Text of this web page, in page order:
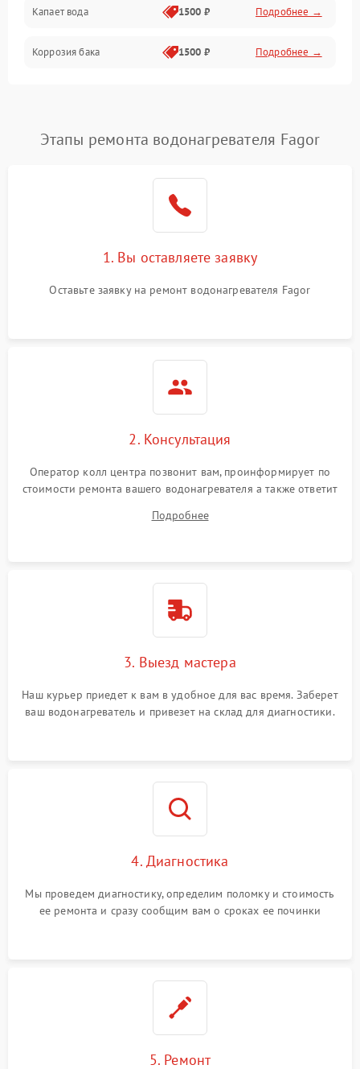
Капает вода 1500 ₽ Подробнее →
Коррозия бака 1500 ₽ Подробнее →
Этапы ремонта водонагревателя Fagor
1. Вы оставляете заявку
Оставьте заявку на ремонт водонагревателя Fagor
2. Консультация
Оператор колл центра позвонит вам, проинформирует по
стоимости ремонта вашего водонагревателя а также ответит
Подробнее
3. Выезд мастера
Наш курьер приедет к вам в удобное для вас время. Заберет
ваш водонагреватель и привезет на склад для диагностики.
4. Диагностика
Мы проведем диагностику, определим поломку и стоимость
ее ремонта и сразу сообщим вам о сроках ее починки
5. Ремонт